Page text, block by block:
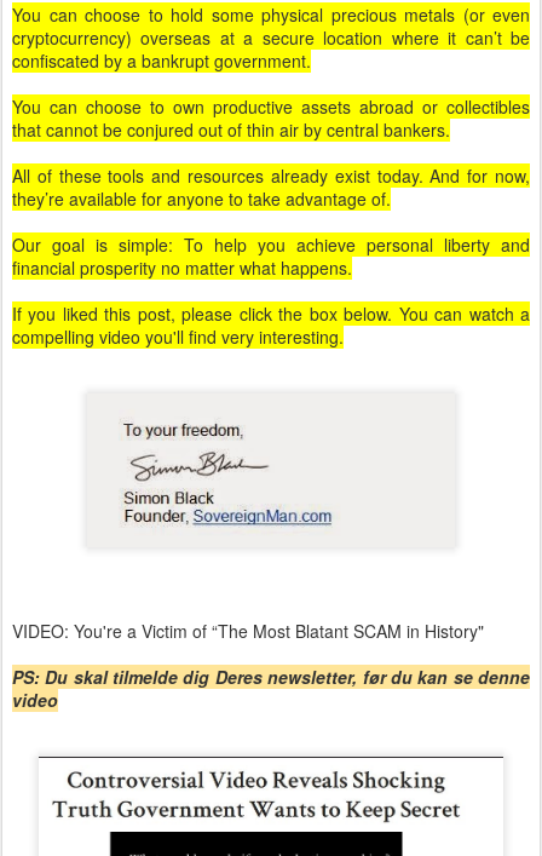
You can choose to hold some physical precious metals (or even
cryptocurrency) overseas at a secure location where it can’t be
confiscated by a bankrupt government.
You can choose to own productive assets abroad or collectibles
that cannot be conjured out of thin air by central bankers.
All of these tools and resources already exist today. And for now,
they’re available for anyone to take advantage of.
Our goal is simple: To help you achieve personal liberty and
financial prosperity no matter what happens.
If you liked this post, please click the box below. You can watch a
compelling video you'll find very interesting.
VIDEO: You're a Victim of “The Most Blatant SCAM in History"
PS: Du skal tilmelde dig Deres newsletter, før du kan se denne
video